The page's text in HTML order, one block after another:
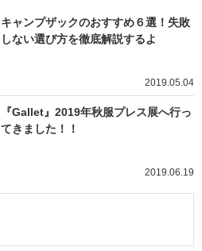
キャンプザックのおすすめ６選！失敗
しない選び方を徹底解説するよ
2019.05.04
『Gallet』2019年秋服プレス展へ行っ
てきました！！
2019.06.19